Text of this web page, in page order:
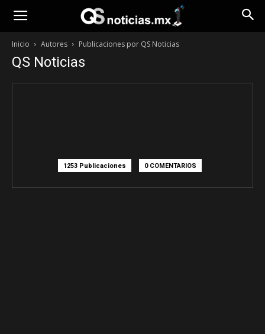
Inicio Autores Publicaciones por QS Noticias
QS Noticias
1253 Publicaciones 0 COMENTARIOS